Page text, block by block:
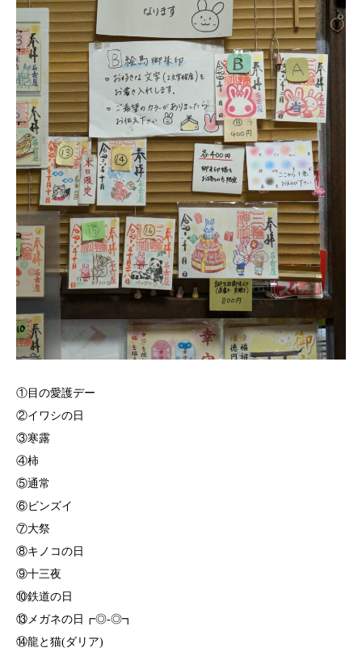
①目の愛護デー
②イワシの日
③寒露
④柿
⑤通常
⑥ビンズイ
⑦大祭
⑧キノコの日
⑨十三夜
⑩鉄道の日
⑬メガネの日┏◎-◎┓
⑭龍と猫(ダリア)